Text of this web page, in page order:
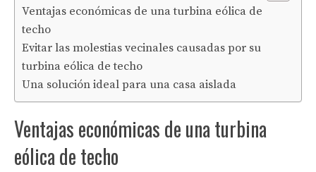
Ventajas económicas de una turbina eólica de
techo
Evitar las molestias vecinales causadas por su
turbina eólica de techo
Una solución ideal para una casa aislada
Ventajas económicas de una turbina
eólica de techo